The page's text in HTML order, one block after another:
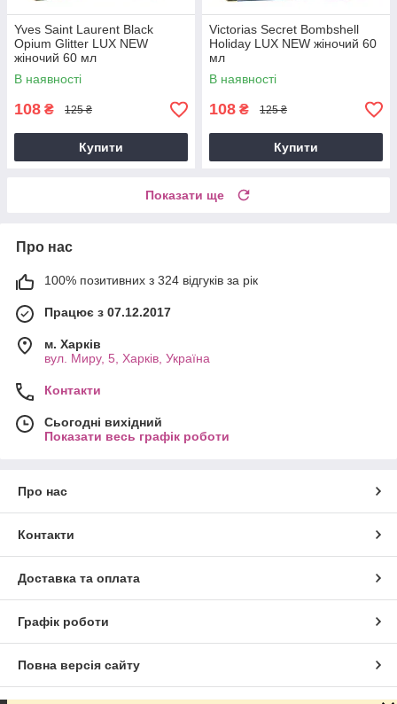
Yves Saint Laurent Black
Opium Glitter LUX NEW
жіночий 60 мл
В наявності
108 ₴ 125 ₴
Купити
Victorias Secret Bombshell
Holiday LUX NEW жіночий 60
мл
В наявності
108 ₴ 125 ₴
Купити
Показати ще
Про нас
100% позитивних з 324 відгуків за рік
Працює з 07.12.2017
м. Харків
вул. Миру, 5, Харків, Україна
Контакти
Сьогодні вихідний
Показати весь графік роботи
Про нас
Контакти
Доставка та оплата
Графік роботи
Повна версія сайту